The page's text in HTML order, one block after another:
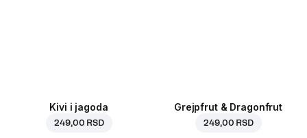
Kivi i jagoda
249,00 RSD
Grejpfrut & Dragonfrut
249,00 RSD